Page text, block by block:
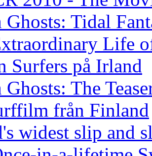
Ghosts: Tidal
Life
Surfers på Irland
Ghosts: The
från Finland
widest slip and